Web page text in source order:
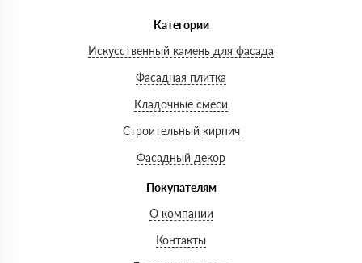
Категории
Искусственный камень для фасада
Фасадная плитка
Кладочные смеси
Строительный кирпич
Фасадный декор
Покупателям
О компании
Контакты